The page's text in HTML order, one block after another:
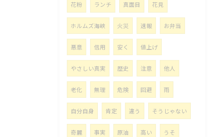
花粉 ランチ 真面目 花見
ホルムズ海峡 火災 速報 お弁当
悪意 信用 安く 値上げ
やさしい真実 歴史 注意 他人
老化 無理 危険 回避 雨
自分自身 肯定 違う そうじゃない
奇麗 事実 原油 高い うそ